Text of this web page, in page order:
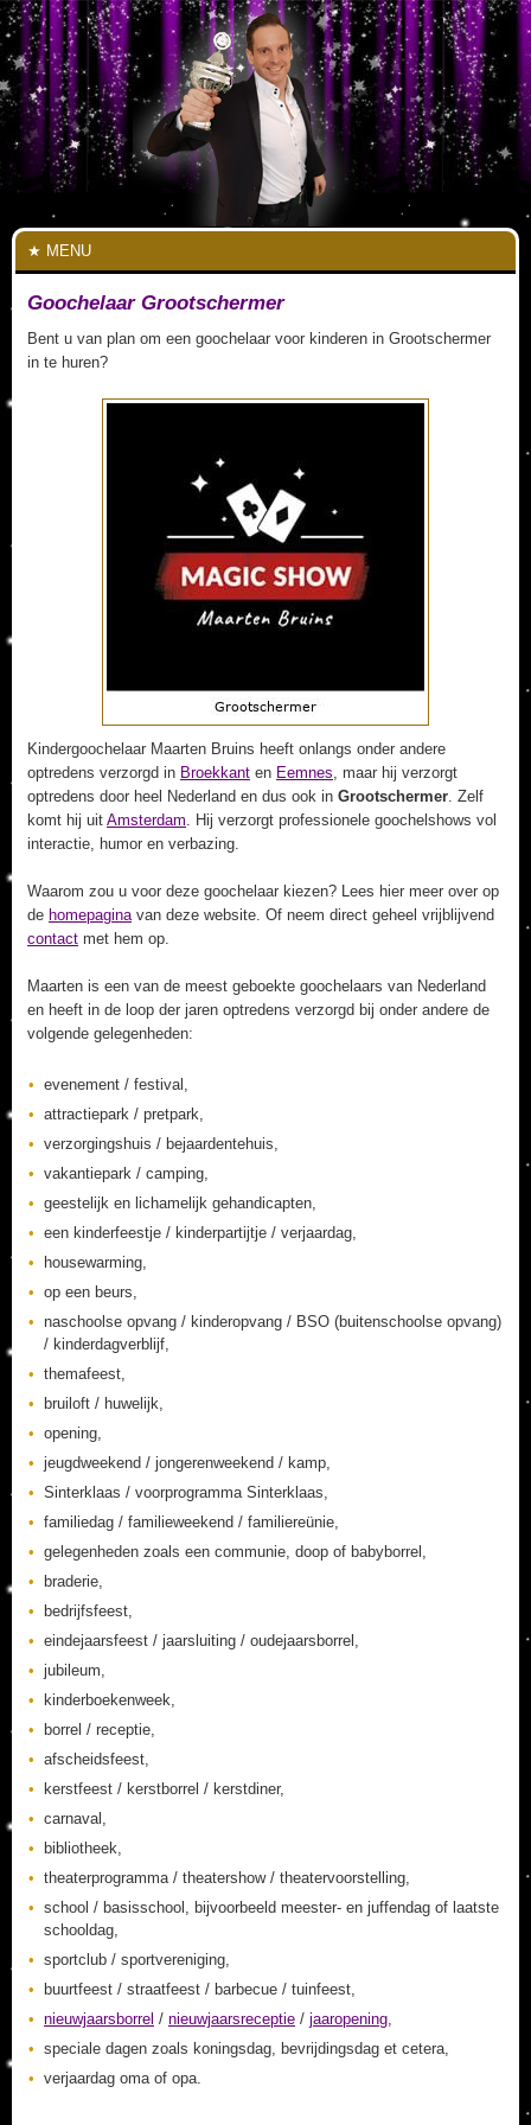
MENU
Goochelaar Grootschermer
Bent u van plan om een goochelaar voor kinderen in Grootschermer
in te huren?
Kindergoochelaar Maarten Bruins heeft onlangs onder andere
optredens verzorgd in Broekkant en Eemnes, maar hij verzorgt
optredens door heel Nederland en dus ook in Grootschermer. Zelf
komt hij uit Amsterdam. Hij verzorgt professionele goochelshows vol
interactie, humor en verbazing.
Waarom zou u voor deze goochelaar kiezen? Lees hier meer over op
de homepaginavan deze website. Of neem direct geheel vrijblijvend
contact met hem op.
Maarten is een van de meest geboekte goochelaars van Nederland
en heeft in de loop der jaren optredens verzorgd bij onder andere de
volgende gelegenheden:
evenement / festival,
attractiepark / pretpark,
verzorgingshuis / bejaardentehuis,
vakantiepark / camping,
geestelijk en lichamelijk gehandicapten,
een kinderfeestje / kinderpartijtje / verjaardag,
housewarming,
op een beurs,
naschoolse opvang / kinderopvang / BSO (buitenschoolse opvang)
/ kinderdagverblijf,
themafeest,
bruiloft / huwelijk,
opening,
jeugdweekend / jongerenweekend / kamp,
Sinterklaas / voorprogramma Sinterklaas,
familiedag / familieweekend / familiereünie,
gelegenheden zoals een communie, doop of babyborrel,
braderie,
bedrijfsfeest,
eindejaarsfeest / jaarsluiting / oudejaarsborrel,
jubileum,
kinderboekenweek,
borrel / receptie,
afscheidsfeest,
kerstfeest / kerstborrel / kerstdiner,
carnaval,
bibliotheek,
theaterprogramma / theatershow / theatervoorstelling,
school / basisschool, bijvoorbeeld meester- en juffendag of laatste
schooldag,
sportclub / sportvereniging,
buurtfeest / straatfeest / barbecue / tuinfeest,
nieuwjaarsborrel / nieuwjaarsreceptie / jaaropening,
speciale dagen zoals koningsdag, bevrijdingsdag et cetera,
verjaardag oma of opa.